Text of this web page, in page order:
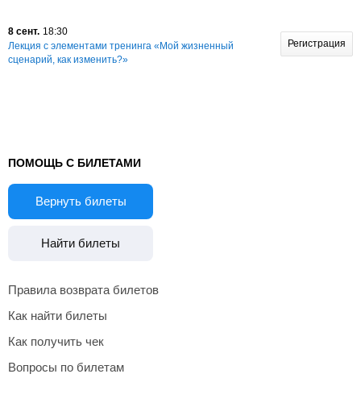
8 сент. 18:30
Лекция с элементами тренинга «Мой жизненный
сценарий, как изменить?»
Регистрация
ПОМОЩЬ С БИЛЕТАМИ
Вернуть билеты
Найти билеты
Правила возврата билетов
Как найти билеты
Как получить чек
Вопросы по билетам